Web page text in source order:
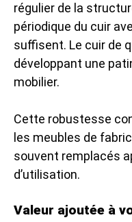
régulier de la
périodique du cuir
suffisent. Le cuir de
développant une
mobilier.
Cette robustesse
les meubles de
souvent remplacés
d’utilisation.
Valeur ajoutée à